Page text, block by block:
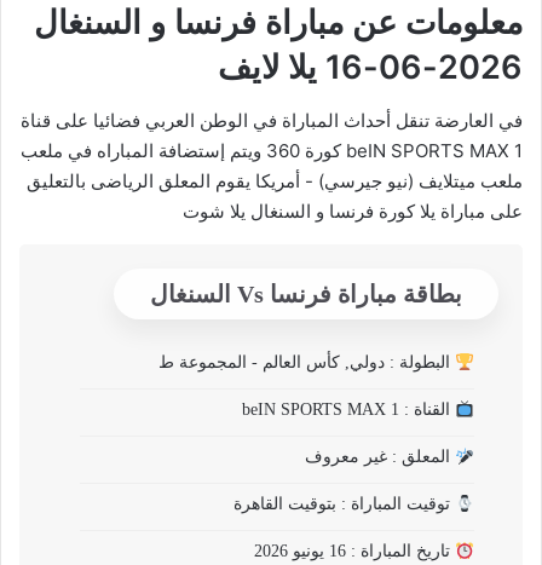
معلومات عن مباراة فرنسا و السنغال
2026-06-16 يلا لايف
في العارضة تنقل أحداث المباراة في الوطن العربي فضائيا على قناة
beIN SPORTS MAX 1 كورة 360 ويتم إستضافة المباراه في ملعب
ملعب ميتلايف (نيو جيرسي) - أمريكا يقوم المعلق الرياضى بالتعليق
على مباراة يلا كورة فرنسا و السنغال يلا شوت
بطاقة مباراة فرنسا Vs السنغال
البطولة : دولي, كأس العالم - المجموعة ط
القناة : beIN SPORTS MAX 1
المعلق : غير معروف
توقيت المباراة : بتوقيت القاهرة
تاريخ المباراة : 16 يونيو 2026